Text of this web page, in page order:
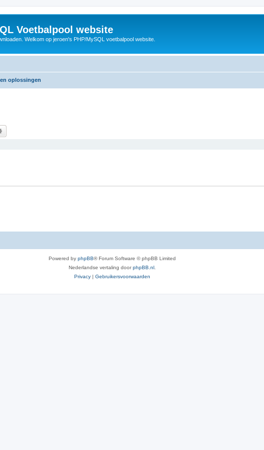
Voetbalpool website
Welkom op jeroen's PHP/MySQL voetbalpool website.
oplossingen
Powered by phpBB® Forum Software © phpBB Limited
Nederlandse vertaling doorphpBB.nl
Privacy | Gebruikersvoorwaarden